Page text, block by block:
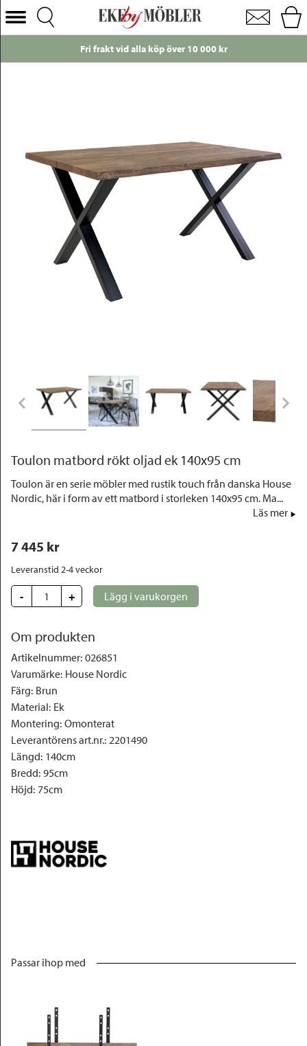
Toulon matbord rökt oljad ek 140x95 cm
Välj Kategori
Sängar
Förvaring
Belysning
vid alla köp över 10 000 kr
Toulon matbord rökt oljad ek 140x95 cm
Toulon är en serie möbler med rustik touch från danska House
Nordic, här i form av ett matbord i storleken 140x95 cm. Ma...
Läs mer
7 445 kr
Leveranstid 2-4 veckor
- + Lägg i varukorgen
Om produkten
Artikelnummer: 026851
Varumärke: House Nordic
Färg: Brun
Material: Ek
Montering: Omonterat
Leverantörens art.nr.: 2201490
Längd: 140cm
Bredd: 95cm
Höjd: 75cm
Passar ihop med